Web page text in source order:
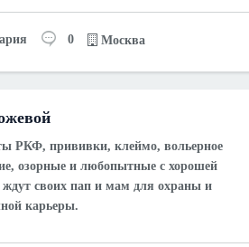
Москва
0
РКФ, прививки, клеймо, вольерное
озорные и любопытные с хорошей
ждут своих пап и мам для охраны и
карьеры.